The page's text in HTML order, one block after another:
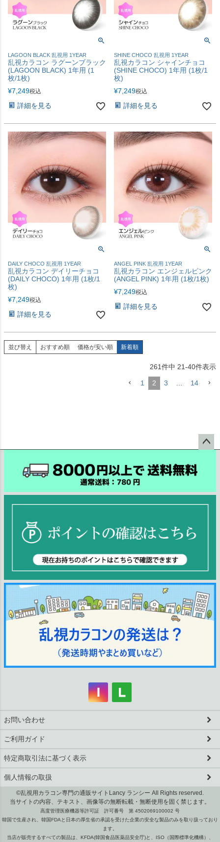
LAGOON BLACK 乱視用 1YEAR
乱視カラコン ラグーンブラック
(LAGOON BLACK) 1年用 (1
枚/1枚)
¥7,249税込
詳細を見る
SHINE CHOCO 乱視用 1YEAR
乱視カラコン シャインチョコ
(SHINE CHOCO) 1年用 (1枚/1
枚)
¥7,249税込
詳細を見る
DAILY CHOCO 乱視用 1YEAR
乱視カラコン デイリーチョコ
(DAILY CHOCO) 1年用 (1枚/1
枚)
¥7,249税込
詳細を見る
ANGEL PINK 乱視用 1YEAR
乱視カラコン エンジェルピンク
(ANGEL PINK) 1年用 (1枚/1枚)
¥7,249税込
詳細を見る
並び替え おすすめ順 価格が安い順 新着順
261件中 21-40件表示
1 2 3 … 14
お問い合わせ
ご利用ガイド
特定商取引法に基づく表示
個人情報の取扱
©乱視用カラコン専門の通販サイトLancy ランシー All Rights reserved.
当サイトの内容、テキスト、画像等の無断転載・無断使用を固く禁じます。
高度管理医療機器等許可証 許可番号 第 4502069100002 号
韓国で生産され、韓国FDAと日本の厚生省の承認を受けた企業の安全な製品のみを取り扱っており
ます。
当店が販売するすべての製品は、KFDA(韓国食品医薬品安全庁)と、ISO（国際標準化機構）、